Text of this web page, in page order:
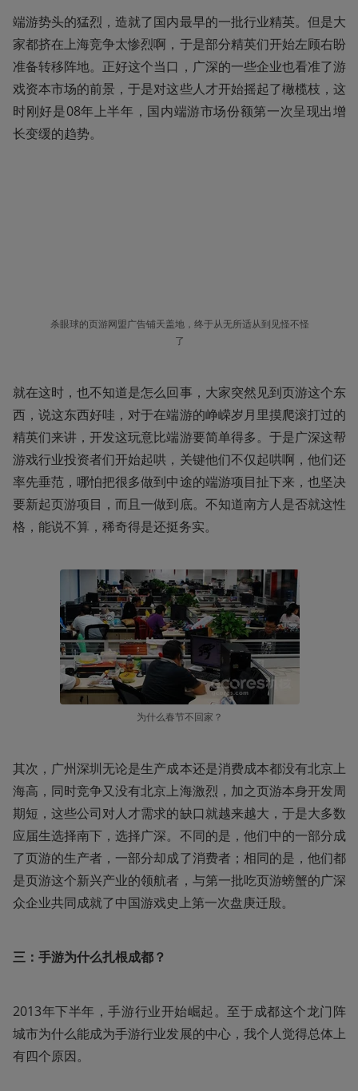
端游势头的猛烈，造就了国内最早的一批行业精英。但是大
家都挤在上海竞争太惨烈啊，于是部分精英们开始左顾右盼
准备转移阵地。正好这个当口，广深的一些企业也看准了游
戏资本市场的前景，于是对这些人才开始摇起了橄榄枝，这
时刚好是08年上半年，国内端游市场份额第一次呈现出增
长变缓的趋势。
杀眼球的页游网盟广告铺天盖地，终于从无所适从到见怪不怪
了
就在这时，也不知道是怎么回事，大家突然见到页游这个东
西，说这东西好哇，对于在端游的峥嵘岁月里摸爬滚打过的
精英们来讲，开发这玩意比端游要简单得多。于是广深这帮
游戏行业投资者们开始起哄，关键他们不仅起哄啊，他们还
率先垂范，哪怕把很多做到中途的端游项目扯下来，也坚决
要新起页游项目，而且一做到底。不知道南方人是否就这性
格，能说不算，稀奇得是还挺务实。
为什么春节不回家？
其次，广州深圳无论是生产成本还是消费成本都没有北京上
海高，同时竞争又没有北京上海激烈，加之页游本身开发周
期短，这些公司对人才需求的缺口就越来越大，于是大多数
应届生选择南下，选择广深。不同的是，他们中的一部分成
了页游的生产者，一部分却成了消费者；相同的是，他们都
是页游这个新兴产业的领航者，与第一批吃页游螃蟹的广深
众企业共同成就了中国游戏史上第一次盘庚迁殷。
三：手游为什么扎根成都？
2013年下半年，手游行业开始崛起。至于成都这个龙门阵
城市为什么能成为手游行业发展的中心，我个人觉得总体上
有四个原因。